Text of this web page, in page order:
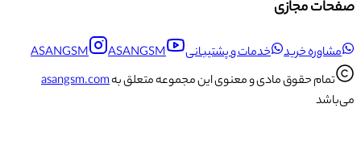
صفحات مجازی
مشاوره خرید خدمات و پشتیبانی ASANGSM
ASANGSM
تمام حقوق مادی و معنوی این مجموعه متعلق بهasangsm.com
می‌باشد